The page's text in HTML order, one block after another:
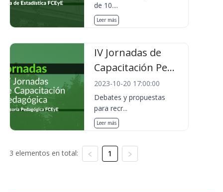
de 10....
Leer más
IV Jornadas de
Capacitación Pe...
2023-10-20 17:00:00
Debates y propuestas
para recr...
Leer más
3 elementos en total: 1